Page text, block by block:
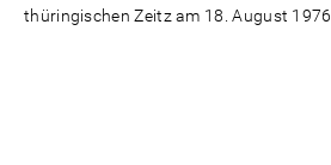
thüringischen Zeitz am 18. August 1976